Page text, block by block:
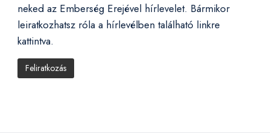
neked az Emberség Erejével hírlevelet. Bármikor
leiratkozhatsz róla a hírlevélben található linkre
kattintva.